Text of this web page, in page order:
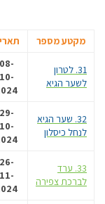
מקטע מספר
31. לטרון
לשער הגיא
08-
10-
32. שער הגיא
לנחל כיסלון
29-
10-
33. ערד
לברכת צפירה
26-
11-